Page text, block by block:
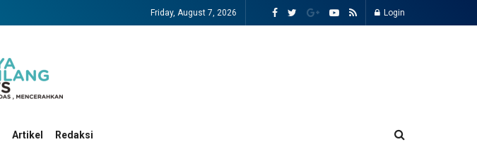
Friday, August 7, 2026 Login
Artikel Redaksi